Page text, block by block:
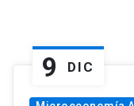
9 DIC